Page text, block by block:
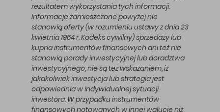
rezultatem wykorzystania tych informacji.
Informacje zamieszczone powyżej nie
stanowią oferty (w rozumieniu ustawy z dnia 23
kwietnia 1964 r. Kodeks cywilny) sprzedaży lub
kupna instrumentów finansowych ani też nie
stanowią porady inwestycyjnej lub doradztwa
inwestycyjnego, nie są też wskazaniem, iż
jakakolwiek inwestycja lub strategia jest
odpowiednia w indywidualnej sytuacji
inwestora. W przypadku instrumentów
finansowych notowanych w innej walucie niż